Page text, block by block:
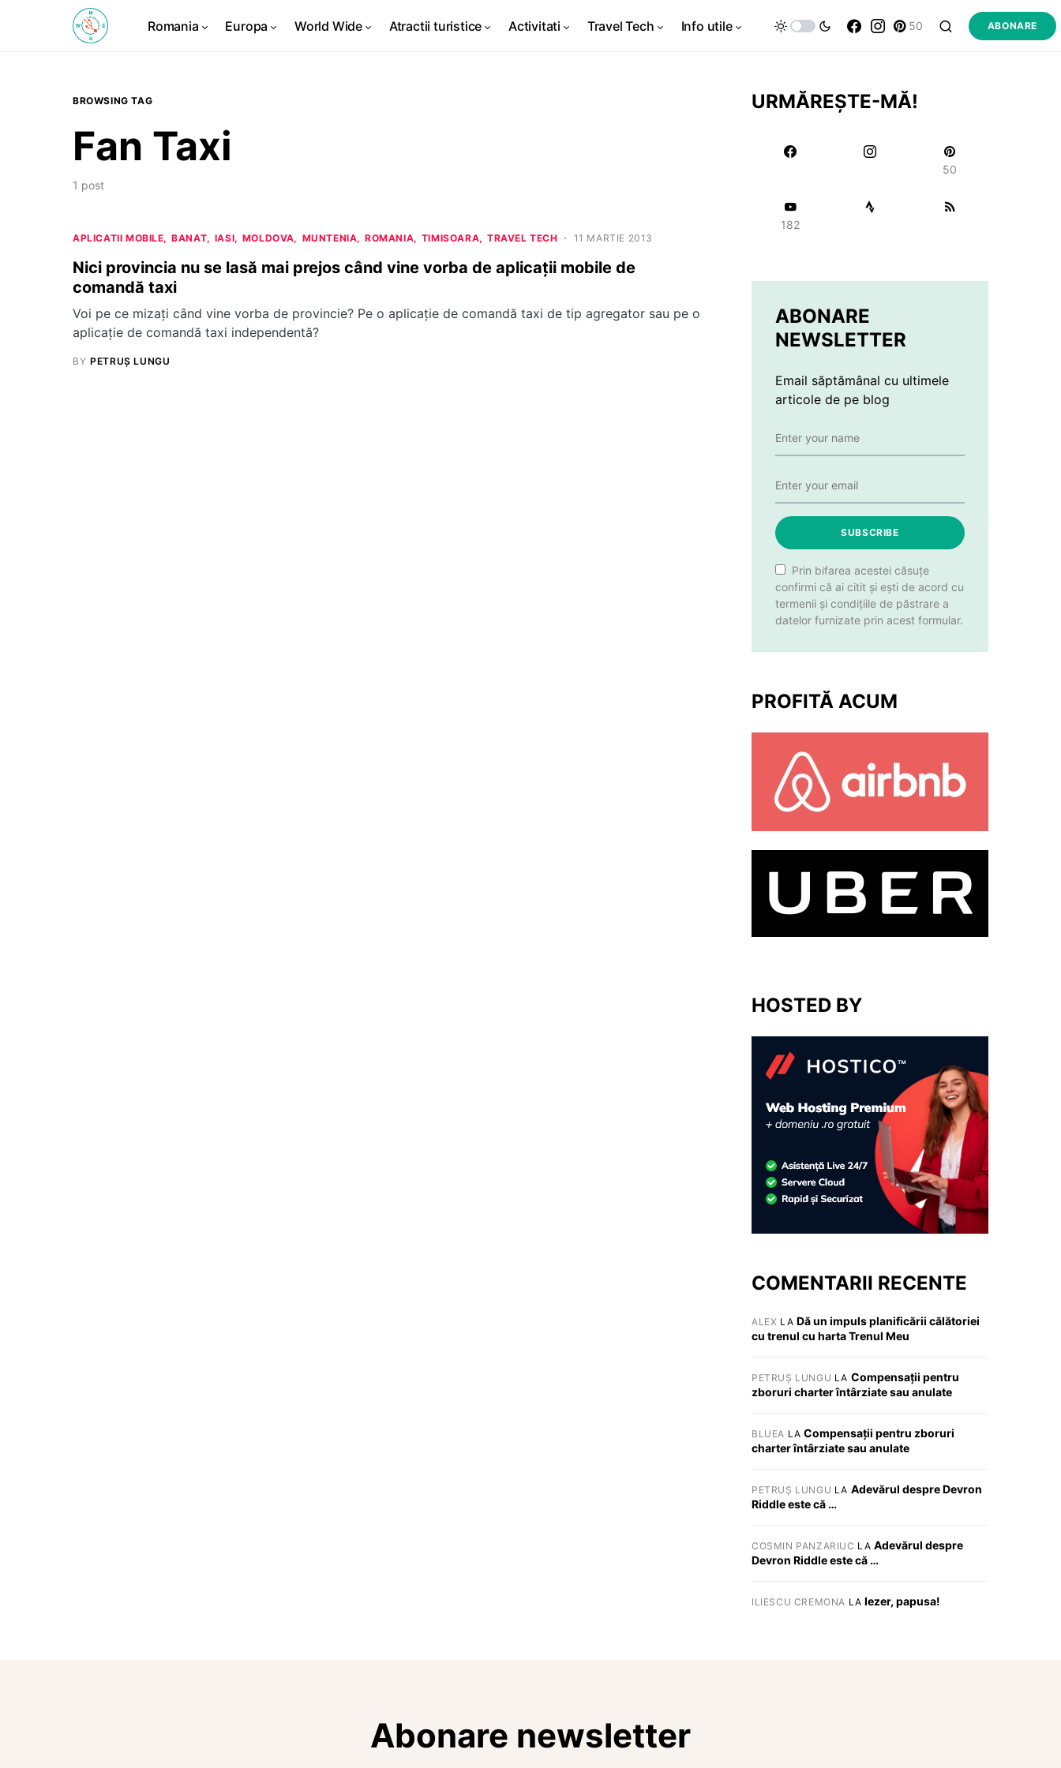
Romania Europa World Wide Atractii turistice Activitati Travel Tech Info utile 50 ABONARE
BROWSING TAG
Fan Taxi
1 post
APLICATII MOBILE BANAT IASI MOLDOVA MUNTENIA ROMANIA TIMISOARA TRAVEL TECH 11 MARTIE 2013
Nici provincia nu se lasă mai prejos când vine vorba de aplicații mobile de
comandă taxi
Voi pe ce mizați când vine vorba de provincie? Pe o aplicație de comandă taxi de tip agregator sau pe o
aplicație de comandă taxi independentă?
BY PETRUȘ LUNGU
URMĂREȘTE-MĂ!
50
182
ABONARE
NEWSLETTER
Email săptămânal cu ultimele
articole de pe blog
SUBSCRIBE
Prin bifarea acestei căsuțe
confirmi că ai citit și ești de acord cu
termenii și condițiile de păstrare a
datelor furnizate prin acest formular.
PROFITĂ ACUM
HOSTED BY
COMENTARII RECENTE
ALEX LA Dă un impuls planificării călătoriei
cu trenul cu harta Trenul Meu
PETRUȘ LUNGU LA Compensații pentru
zboruri charter întârziate sau anulate
BLUEA LACompensații pentru zboruri
charter întârziate sau anulate
PETRUȘ LUNGU LA Adevărul despre Devron
Riddle este că …
COSMIN PANZARIUC LA Adevărul despre
Devron Riddle este că …
ILIESCU CREMONA LA Iezer, papusa!
Abonare newsletter